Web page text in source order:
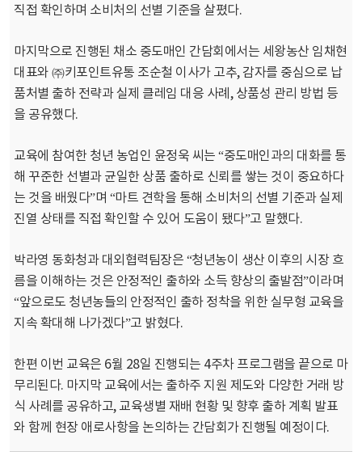
직접 확인하며 소비처의 선별 기준을 살폈다.
마지막으로 진행된 채소 중도매인 간담회에서는 세왕농산 임채현
대표와 ㈜키포인트유통 조순철 이사가 고추, 감자를 중심으로 납
품처별 출하 전략과 실제 클레임 대응 사례, 상품성 관리 방법 등
을 공유했다.
교육에 참여한 청년 농업인 윤정욱 씨는 “중도매인과의 대화를 통
해 꾸준한 선별과 균일한 상품 출하로 신뢰를 쌓는 것이 중요하다
는 것을 배웠다”며 “마트 견학을 통해 소비처의 선별 기준과 실제
진열 상태를 직접 확인할 수 있어 도움이 됐다”고 말했다.
박라영 동화청과 대외협력팀장은 “청년농이 생산 이후의 시장 흐
름을 이해하는 것은 안정적인 출하와 소득 향상의 출발점”이라며
“앞으로도 청년농들의 안정적인 출하 정착을 위한 실무형 교육을
지속 확대해 나가겠다”고 밝혔다.
한편 이번 교육은 6월 28일 진행되는 4주차 프로그램을 끝으로 마
무리된다. 마지막 교육에서는 출하주 지원 제도와 다양한 거래 방
식 사례를 공유하고, 교육생별 재배 현황 및 향후 출하 계획 발표
와 함께 현장 애로사항을 논의하는 간담회가 진행될 예정이다.